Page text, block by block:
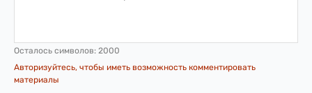
Осталось символов: 2000
Авторизуйтесь, чтобы иметь возможность комментировать
материалы